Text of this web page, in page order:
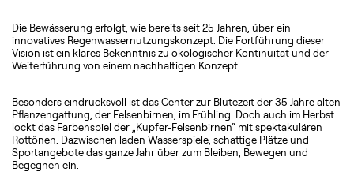
Die Bewässerung erfolgt, wie bereits seit 25 Jahren, über ein
innovatives Regenwassernutzungskonzept. Die Fortführung dieser
Vision ist ein klares Bekenntnis zu ökologischer Kontinuität und der
Weiterführung von einem nachhaltigen Konzept.
Besonders eindrucksvoll ist das Center zur Blütezeit der 35 Jahre alten
Pflanzengattung, der Felsenbirnen, im Frühling. Doch auch im Herbst
lockt das Farbenspiel der „Kupfer-Felsenbirnen“ mit spektakulären
Rottönen. Dazwischen laden Wasserspiele, schattige Plätze und
Sportangebote das ganze Jahr über zum Bleiben, Bewegen und
Begegnen ein.